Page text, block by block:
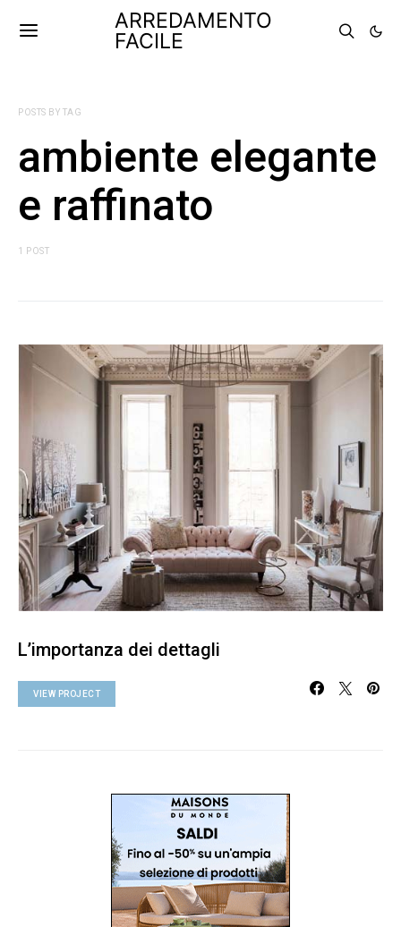
ARREDAMENTO
FACILE
POSTS BY TAG
ambiente elegante
e raffinato
1 POST
L’importanza dei dettagli
VIEW PROJECT